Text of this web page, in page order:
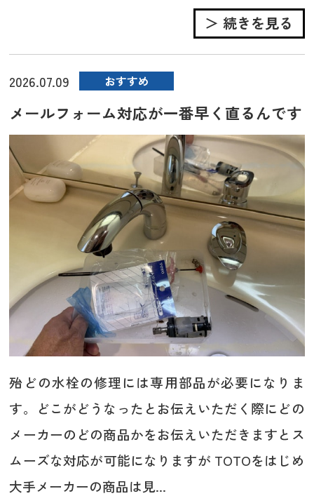
＞ 続きを見る
2026.07.09 おすすめ
メールフォーム対応が一番早く直るんです
殆どの水栓の修理には専用部品が必要になりま
す。どこがどうなったとお伝えいただく際にどの
メーカーのどの商品かをお伝えいただきますとス
ムーズな対応が可能になりますが TOTOをはじめ
大手メーカーの商品は見...